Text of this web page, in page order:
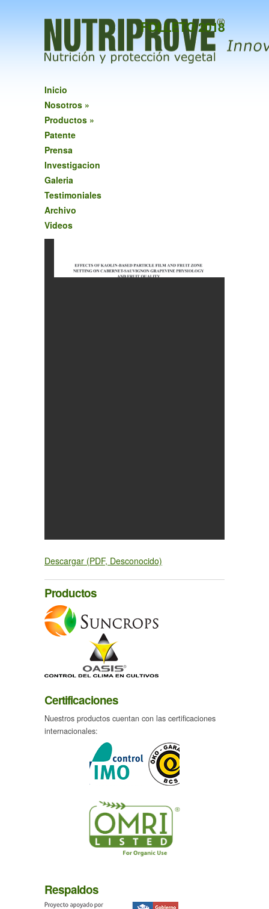
FOLLETO 2018
Inicio
Nosotros »
Productos »
Patente
Prensa
Investigacion
Galeria
Testimoniales
Archivo
Videos
Descargar (PDF, Desconocido)
Productos
Certificaciones
Nuestros productos cuentan con las certificaciones
internacionales:
Respaldos